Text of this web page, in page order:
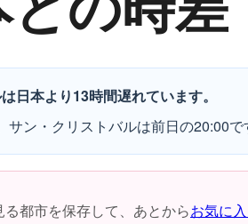
日本より13時間遅れています。
サン・クリストバルは前日の20:00で
る都市を保存して、あとからお気に